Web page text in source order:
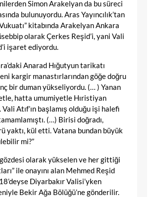
Simon Arakelyan da bu süreci
bulunuyordu. Aras Yayıncılık’tan
kitabında Arakelyan Ankara
olarak Çerkes Reşid’i, yani Vali
işaret ediyordu.
Anarad Hığutyun tarikatı
kargir manastırlarından göğe doğru
bir duman yükseliyordu. (… ) Yanan
hatta umumiyetle Hıristiyan
Atıf’ın başlamış olduğu işi halefi
(…) Birisi doğradı,
yaktı, kül etti. Vatana bundan büyük
mi?”
gözdesi olarak yükselen ve her gittiği
ile onayını alan Mehmed Reşid
Diyarbakır Valisi’yken
Bekir Ağa Bölüğü’ne gönderilir.